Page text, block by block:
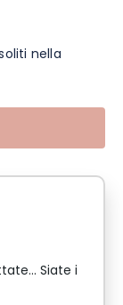
nella
Siate i